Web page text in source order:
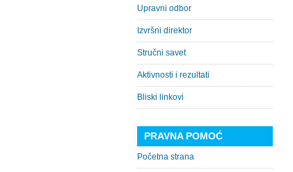
Upravni odbor
Izvršni direktor
Stručni savet
Aktivnosti i rezultati
Bliski linkovi
PRAVNA POMOĆ
Početna strana